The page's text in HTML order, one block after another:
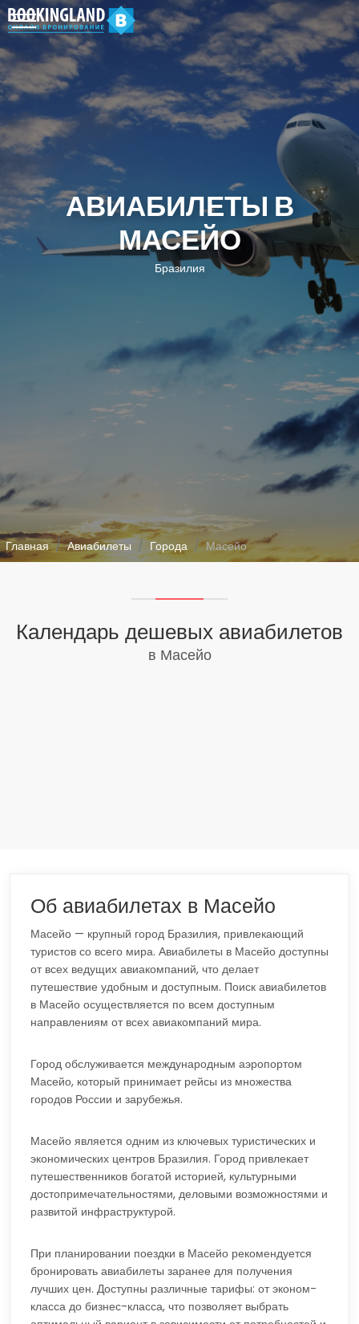
АВИАБИЛЕТЫ В
МАСЕЙО
Бразилия
Главная Авиабилеты Города Масейо
Календарь дешевых авиабилетов
в Масейо
Об авиабилетах в Масейо
Масейо — крупный город Бразилия, привлекающий
туристов со всего мира. Авиабилеты в Масейо доступны
от всех ведущих авиакомпаний, что делает
путешествие удобным и доступным. Поиск авиабилетов
в Масейо осуществляется по всем доступным
направлениям от всех авиакомпаний мира.
Город обслуживается международным аэропортом
Масейо, который принимает рейсы из множества
городов России и зарубежья.
Масейо является одним из ключевых туристических и
экономических центров Бразилия. Город привлекает
путешественников богатой историей, культурными
достопримечательностями, деловыми возможностями и
развитой инфраструктурой.
При планировании поездки в Масейо рекомендуется
бронировать авиабилеты заранее для получения
лучших цен. Доступны различные тарифы: от эконом-
класса до бизнес-класса, что позволяет выбрать